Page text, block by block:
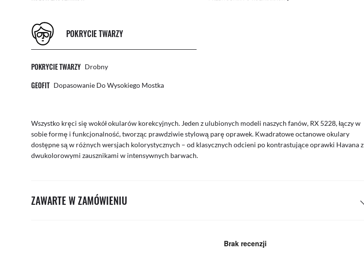
POKRYCIE TWARZY
POKRYCIE TWARZY Drobny
GEOFIT Dopasowanie Do Wysokiego Mostka
Wszystko kręci się wokół okularów korekcyjnych. Jeden z ulubionych modeli naszych fanów, RX 5228, łączy w
sobie formę i funkcjonalność, tworząc prawdziwie stylową parę oprawek. Kwadratowe octanowe okulary
dostępne są w różnych wersjach kolorystycznych – od klasycznych odcieni po kontrastujące oprawki Havana z
dwukolorowymi zausznikami w intensywnych barwach.
ZAWARTE W ZAMÓWIENIU